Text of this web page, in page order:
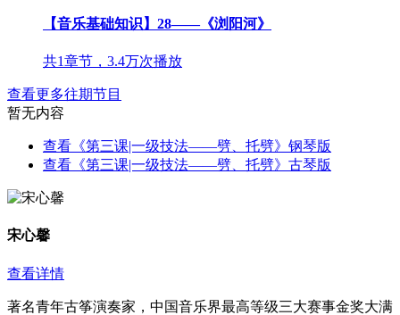
【音乐基础知识】28——《浏阳河》
共1章节，3.4万次播放
查看更多往期节目
暂无内容
查看《第三课|一级技法——劈、托劈》钢琴版
查看《第三课|一级技法——劈、托劈》古琴版
宋心馨
查看详情
著名青年古筝演奏家，中国音乐界最高等级三大赛事金奖大满